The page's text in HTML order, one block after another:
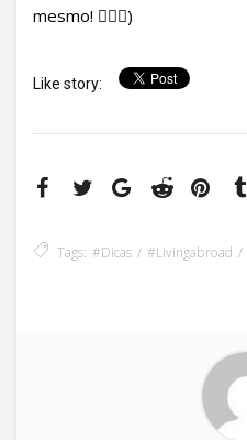
mesmo! 💁🏻‍♀️)
Like story:
Tags: #dicas #livingabroad